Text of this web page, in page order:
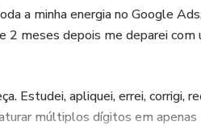
a minha energia no Google
2 meses depois me deparei
Estudei, apliquei, errei, corrigi,
múltiplos dígitos em apenas